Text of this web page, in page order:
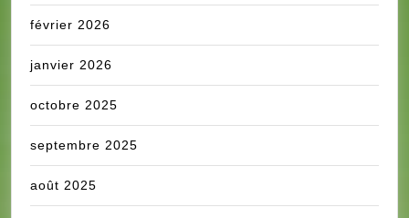
février 2026
janvier 2026
octobre 2025
septembre 2025
août 2025